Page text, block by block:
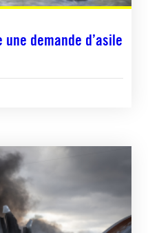
demande d’asile